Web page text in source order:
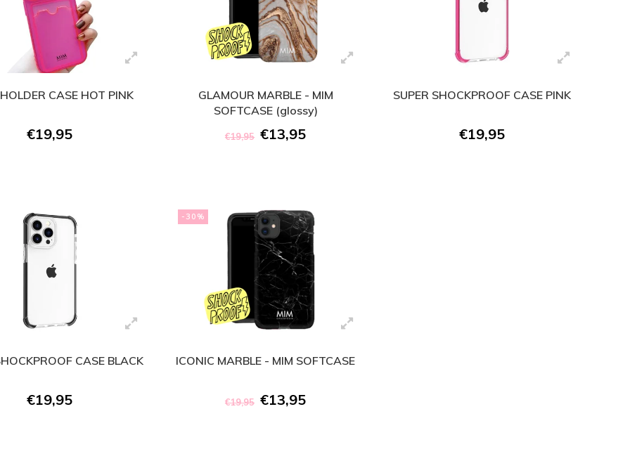
CASE HOT PINK
€19,95
GLAMOUR MARBLE - MIM
SOFTCASE (glossy)
€19,95 €13,95
SUPER SHOCKPROOF CASE PINK
€19,95
CASE BLACK
€19,95
-30%
ICONIC MARBLE - MIM SOFTCASE
€19,95 €13,95